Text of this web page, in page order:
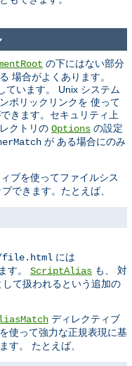
の下にはない部分
場合がよくあります。
ています。 Unix システム
ボリックリンクを 使って
きます。セキュリティ上
クトリの Options の設定
が ある場合にのみ
ブを使ってファイルシス
できます。たとえば、
file.html には
す。 ScriptAlias も、 対
て扱われるという追加の
ディレクティブ
使って強力な正規表現に基
す。 たとえば、